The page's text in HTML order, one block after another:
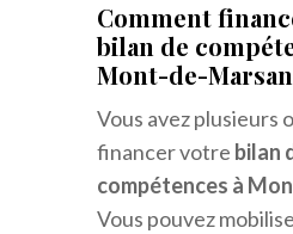
Comment
bilan de
Mont-de-
Vous avez plusieurs
financer votre bilan
compétences à
Vous pouvez